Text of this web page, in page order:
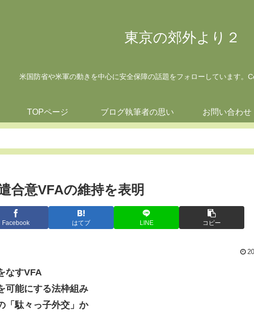
東京の郊外より２
米国防省や米軍の動きを中心に安全保障の話題をフォローしています。
TOPページ ブログ執筆者の思い お問い合わせ
合意VFAの維持を表明
Facebook はてブ LINE コピー
なすVFA
可能にする法枠組み
「駄々っ子外交」か